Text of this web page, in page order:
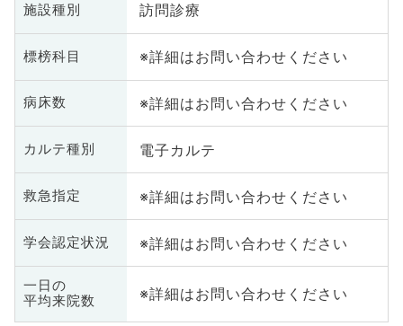
施設種別 訪問診療
標榜科目 ※詳細はお問い合わせください
病床数 ※詳細はお問い合わせください
カルテ種別 電子カルテ
救急指定 ※詳細はお問い合わせください
学会認定状況 ※詳細はお問い合わせください
一日の
平均来院数
※詳細はお問い合わせください